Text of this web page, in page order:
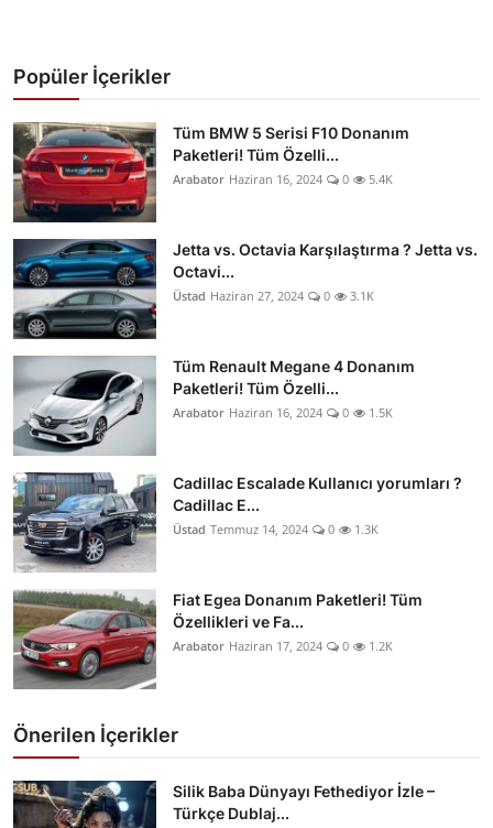
Popüler İçerikler
Tüm BMW 5 Serisi F10 Donanım
Paketleri! Tüm Özelli...
Arabator Haziran 16, 2024 0 5.4K
Jetta vs. Octavia Karşılaştırma ? Jetta vs.
Octavi...
Üstad Haziran 27, 2024 0 3.1K
Tüm Renault Megane 4 Donanım
Paketleri! Tüm Özelli...
Arabator Haziran 16, 2024 0 1.5K
Cadillac Escalade Kullanıcı yorumları ?
Cadillac E...
Üstad Temmuz 14, 2024 0 1.3K
Fiat Egea Donanım Paketleri! Tüm
Özellikleri ve Fa...
Arabator Haziran 17, 2024 0 1.2K
Önerilen İçerikler
Silik Baba Dünyayı Fethediyor İzle –
Türkçe Dublaj...